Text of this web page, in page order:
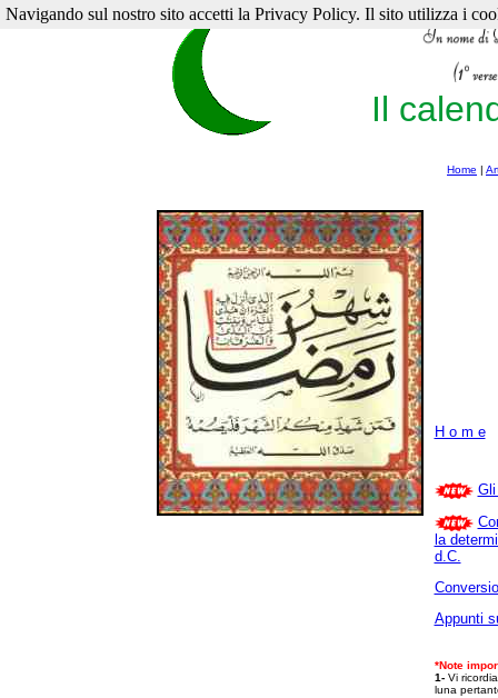
Il
Home |
H o m e
la
d.C.
Appunti
*Note
1-Vi
luna
Navigando sul nostro sito accetti la Privacy Policy. Il sito utilizza i